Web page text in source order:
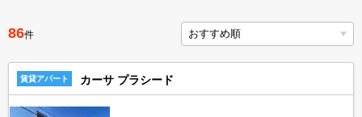
TOP
86件
賃貸アパート カーサ プラシード